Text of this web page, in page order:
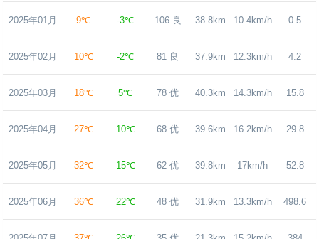
2025年01月 9℃ -3℃ 106 良 38.8km 10.4km/h 0.5
2025年02月 10℃ -2℃ 81 良 37.9km 12.3km/h 4.2
2025年03月 18℃ 5℃ 78 优 40.3km 14.3km/h 15.8
2025年04月 27℃ 10℃ 68 优 39.6km 16.2km/h 29.8
2025年05月 32℃ 15℃ 62 优 39.8km 17km/h 52.8
2025年06月 36℃ 22℃ 48 优 31.9km 13.3km/h 498.6